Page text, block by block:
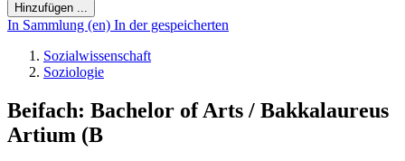
Hinzufügen ...
In Sammlung (en) In der gespeicherten
Sozialwissenschaft
Soziologie
Beifach: Bachelor of Arts / Bakkalaureus
Artium (B